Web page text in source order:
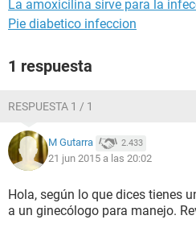
La amoxicilina sirve para la
Pie diabetico infeccion
1 respuesta
RESPUESTA 1 / 1
M Gutarra 2.433
21 jun 2015 a las 20:02
Hola, según lo que dices tienes
a un ginecólogo para manejo.